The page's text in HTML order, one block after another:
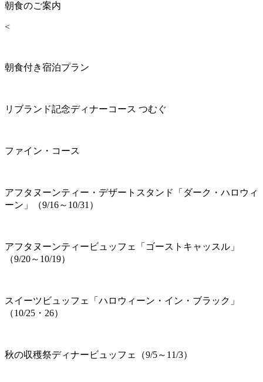
朝食のご案内
<
朝食付き宿泊プラン
リブランド記念ディナーコース つむぐ
ファイン・コース
アフタヌーンティー・デザートスタンド「ダーク・ハロウィ
ーン」（9/16～10/31）
アフタヌーンティービュッフェ「ゴーストキャッスル」
（9/20～10/19）
スイーツビュッフェ「ハロウィーン・イン・ブラック」
（10/25・26）
秋の収穫祭ディナービュッフェ（9/5～11/3）